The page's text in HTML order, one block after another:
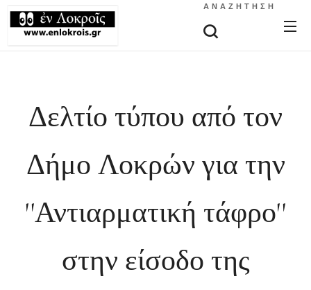
ΑΝΑΖΉΤΗΣΗ
Δελτίο τύπου από τον
Δήμο Λοκρών για την
''Αντιαρματική τάφρο''
στην είσοδο της